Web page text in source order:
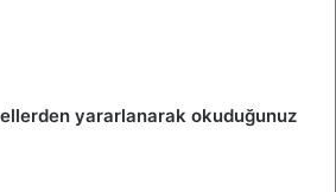
yararlanarak okuduğunuz